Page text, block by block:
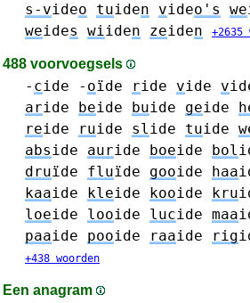
s-video tuiden video's we
weides wiiden zeiden +2635
488 voorvoegsels
- cide - oïde ride vide v
aride beide buide geide
reide ruide slide tuide
abside auride boeide bol
druïde fluïde gooide haa
kaaide kleide kooide kru
loeide looide lucide maa
paaide pooide raaide rig
+438 woorden
Een anagram